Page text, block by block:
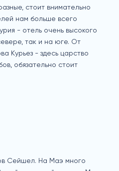
стоит внимательно
нам больше всего
- отель очень высокого
так и на юге. От
Курьез - здесь царство
обязательно стоит
Сейшел. На Маэ много